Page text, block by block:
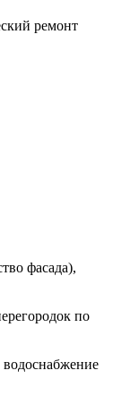
ремонт
фасада),
по